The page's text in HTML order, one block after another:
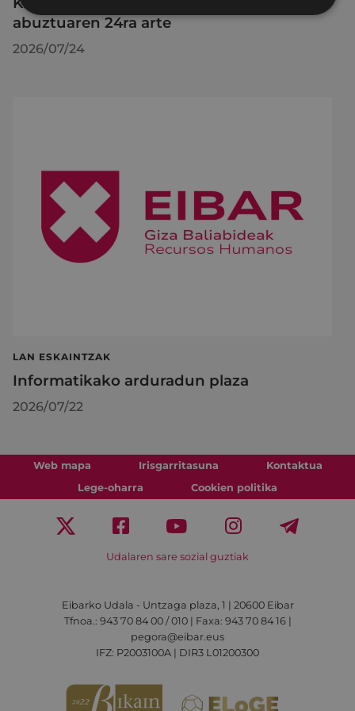
abuztuaren 24ra arte
2026/07/24
LAN ESKAINTZAK
Informatikako arduradun plaza
2026/07/22
Web mapa Irisgarritasuna
Kontaktua
Lege-oharra
Cookien politika
Udalaren sare sozial guztiak
Eibarko Udala - Untzaga plaza, 1 | 20600 Eibar
Tfnoa.: 943 70 84 00 / 010 | Faxa: 943 70 84 16 |
pegora@eibar.eus
IFZ: P2003100A | DIR3 L01200300